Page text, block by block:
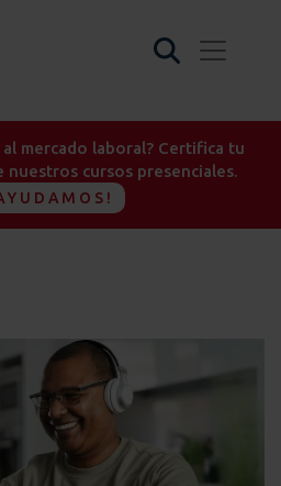
mercado laboral? Certifica tu
cursos presenciales.